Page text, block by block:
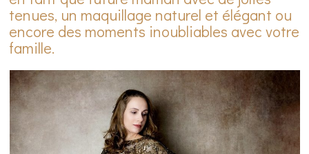
tenues, un maquillage naturel et élégant ou
encore des moments inoubliables avec votre
famille.